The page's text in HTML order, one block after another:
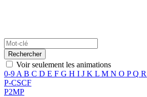
Voir seulement les animations
0-9A B C D E F G H I J K L M N O P Q R
P-CSCF
P2MP